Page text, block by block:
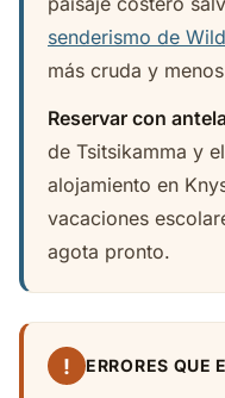
senderismo de
más cruda y
Reservar con
de Tsitsikamma y
alojamiento en
vacaciones
agota pronto.
! ERRORES QUE